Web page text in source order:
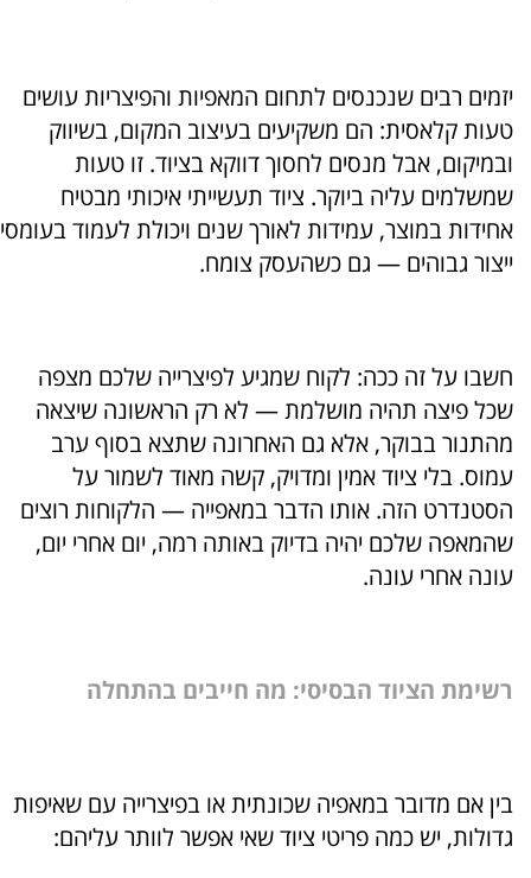
יזמים רבים שנכנסים לתחום המאפיות והפיצריות עושים
טעות קלאסית: הם משקיעים בעיצוב המקום, בשיווק
ובמיקום, אבל מנסים לחסוך דווקא בציוד. זו טעות
שמשלמים עליה ביוקר. ציוד תעשייתי איכותי מבטיח
אחידות במוצר, עמידות לאורך שנים ויכולת לעמוד בעומסי
ייצור גבוהים — גם כשהעסק צומח.
חשבו על זה ככה: לקוח שמגיע לפיצרייה שלכם מצפה
שכל פיצה תהיה מושלמת — לא רק הראשונה שיצאה
מהתנור בבוקר, אלא גם האחרונה שתצא בסוף ערב
עמוס. בלי ציוד אמין ומדויק, קשה מאוד לשמור על
הסטנדרט הזה. אותו הדבר במאפייה — הלקוחות רוצים
שהמאפה שלכם יהיה בדיוק באותה רמה, יום אחרי יום,
עונה אחרי עונה.
רשימת הציוד הבסיסי: מה חייבים בהתחלה
בין אם מדובר במאפיה שכונתית או בפיצרייה עם שאיפות
גדולות, יש כמה פריטי ציוד שאי אפשר לוותר עליהם: